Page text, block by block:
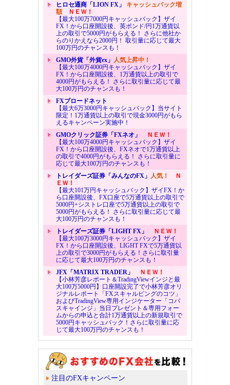
ヒロセ通商「LION FX」 キャッシュバック増
額ＮＥＷ！
【最大100万7000円キャッシュバック】ザイ
FX！から口座開設後、英ポンド/円1万通貨以
上の取引で5000円がもらえる！ さらに他社か
らのりかえなら2000円！ 取引量に応じて最大
100万円のチャンスも！
GMO外貨「外貨ex」 人気上昇中！
【最大100万4000円キャッシュバック】ザイ
FX！から口座開設後、1万通貨以上の取引で
4000円がもらえる！ さらに取引量に応じて最
大100万円のチャンスも！
FXブロードネット
【最大6万3000円キャッシュバック】当サイト
限定！1万通貨以上の取引で現金3000円がもら
えるキャンペーン実施中！
GMOクリック証券「FXネオ」
ＮＥＷ！
【最大100万4000円キャッシュバック】ザイ
FX！から口座開設後、FXネオで1万通貨以上
の取引で4000円がもらえる！ さらに取引量に
応じて最大100万円のチャンスも！
トレイダーズ証券「みんなのFX」 人気！
Ｎ
ＥＷ！
【最大101万円キャッシュバック】ザイFX！か
ら口座開設後、FX口座で5万通貨以上の取引で
5000円+シストレ口座で5万通貨以上の取引で
5000円がもらえる！ さらに取引量に応じて最
大100万円のチャンスも！
トレイダーズ証券「LIGHT FX」
ＮＥＷ！
【最大100万3000円キャッシュバック】ザイ
FX！から口座開設後、LIGHT FXで5万通貨以
上の取引で3000円がもらえる！さらに取引量
に応じて最大100万円のチャンスも！
JFX「MATRIX TRADER」
ＮＥＷ！
【小林芳彦レポート＆TradingViewインジと最
大100万5000円】口座開設完了で小林芳彦オリ
ジナルレポート「FXスキャルピングのコツ」
およびTradingView専用インジケーター「コバ
スキャインジ」当日プレゼント＆専用フォー
ムからの申込と合計1万通貨以上の新規取引で
5000円キャッシュバック！さらに取引量に応
じて最大100万円のチャンスも！
注目のFXキャンペーン